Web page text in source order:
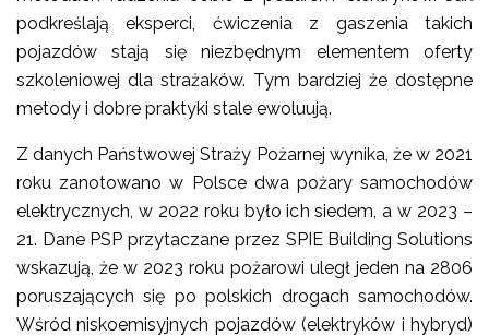
podkreślają eksperci, ćwiczenia z gaszenia takich
pojazdów stają się niezbędnym elementem oferty
szkoleniowej dla strażaków. Tym bardziej że dostępne
metody i dobre praktyki stale ewoluują.
Z danych Państwowej Straży Pożarnej wynika, że w 2021
roku zanotowano w Polsce dwa pożary samochodów
elektrycznych, w 2022 roku było ich siedem, a w 2023 –
21. Dane PSP przytaczane przez SPIE Building Solutions
wskazują, że w 2023 roku pożarowi uległ jeden na 2806
poruszających się po polskich drogach samochodów.
Wśród niskoemisyjnych pojazdów (elektryków i hybryd)